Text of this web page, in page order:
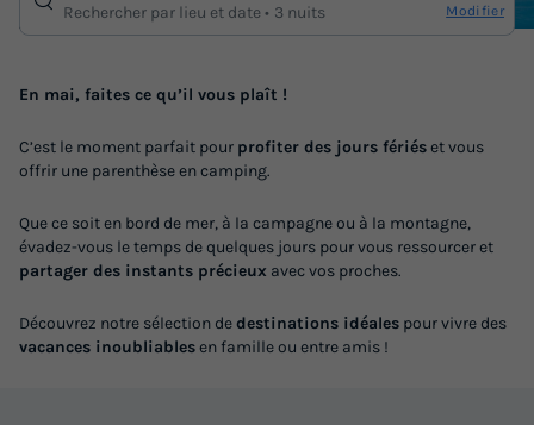
Rechercher par lieu et date
3 nuits Modifier
En mai, faites ce qu’il vous plaît !
C’est le moment parfait pour profiter des jours fériéset vous
offrir une parenthèse en camping.
Que ce soit en bord de mer, à la campagne ou à la montagne,
évadez-vous le temps de quelques jours pour vous ressourcer et
partager des instants précieux avec vos proches.
Découvrez notre sélection dedestinations idéales pour vivre des
vacances inoubliablesen famille ou entre amis !